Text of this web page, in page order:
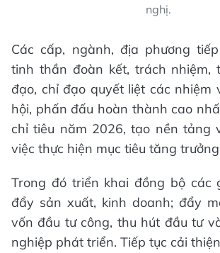
nghị.
Các cấp, ngành, địa phương
tinh thần đoàn kết, trách nhiệm,
đạo, chỉ đạo quyết liệt các nhiệm
hội, phấn đấu hoàn thành cao
chỉ tiêu năm 2026, tạo nền tảng
việc thực hiện mục tiêu tăng
Trong đó triển khai đồng bộ các
đẩy sản xuất, kinh doanh; đẩy
vốn đầu tư công, thu hút đầu tư
nghiệp phát triển. Tiếp tục cải